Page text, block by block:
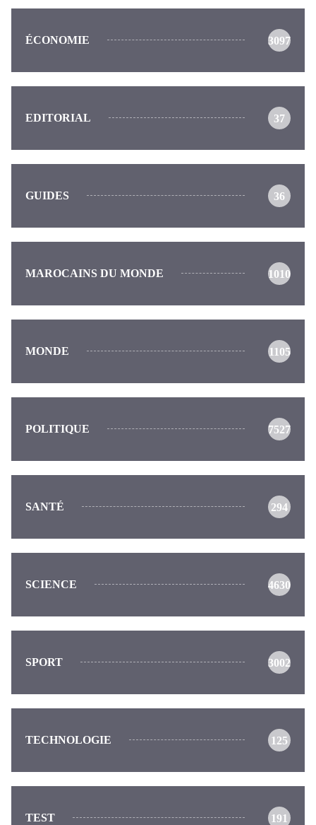
ÉCONOMIE 3097
EDITORIAL 37
GUIDES 36
MAROCAINS DU MONDE 1010
MONDE 1105
POLITIQUE 7527
SANTÉ 294
SCIENCE 4630
SPORT 3002
TECHNOLOGIE 125
TEST 191